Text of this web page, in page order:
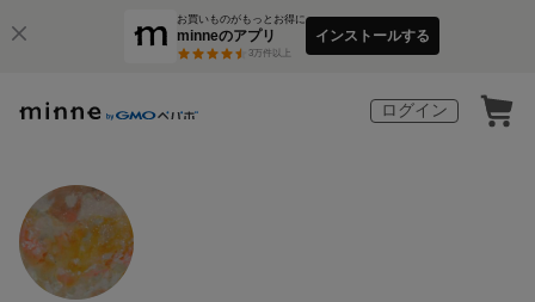
お買いものがもっとお得に
minneのアプリ
3万件以上
インストールする
ログイン